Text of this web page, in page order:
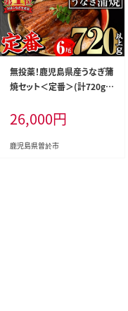
無投薬！鹿児島県産うなぎ蒲
焼セット＜定番＞(計720g以
付き鰻ウナギ国産【西日本養
鰻】B145-v03
26,000円
鹿児島県曽於市